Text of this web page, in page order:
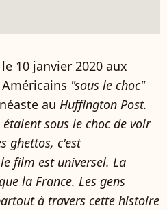
10 janvier 2020 aux
"sous le choc"
au Huffington Post.
sous le choc de voir
ghettos, c'est
film est universel. La
la France. Les gens
à travers cette histoire